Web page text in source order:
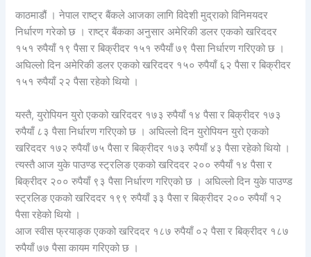
काठमाडौं । नेपाल राष्ट्र बैंकले आजका लागि विदेशी मुद्राको विनिमयदर
निर्धारण गरेको छ । राष्ट्र बैंकका अनुसार अमेरिकी डलर एकको खरिददर
१५१ रुपैयाँ १९ पैसा र बिक्रीदर १५१ रुपैयाँ ७९ पैसा निर्धारण गरिएको छ ।
अघिल्लो दिन अमेरिकी डलर एकको खरिददर १५० रुपैयाँ ६२ पैसा र बिक्रीदर
१५१ रुपैयाँ २२ पैसा रहेको थियो ।
यस्तै, युरोपियन युरो एकको खरिददर १७३ रुपैयाँ १४ पैसा र बिक्रीदर १७३
रुपैयाँ ८३ पैसा निर्धारण गरिएको छ । अघिल्लो दिन युरोपियन युरो एकको
खरिददर १७२ रुपैयाँ ७५ पैसा र बिक्रीदर १७३ रुपैयाँ ४३ पैसा रहेको थियो ।
त्यस्तै आज युके पाउण्ड स्ट्रलिङ एकको खरिददर २०० रुपैयाँ १४ पैसा र
बिक्रीदर २०० रुपैयाँ ९३ पैसा निर्धारण गरिएको छ । अघिल्लो दिन युके पाउण्ड
स्ट्रलिङ एकको खरिददर १९९ रुपैयाँ ३३ पैसा र बिक्रीदर २०० रुपैयाँ १२
पैसा रहेको थियो ।
आज स्वीस फ्रयाङ्क एकको खरिददर १८७ रुपैयाँ ०२ पैसा र बिक्रीदर १८७
रुपैयाँ ७७ पैसा कायम गरिएको छ ।